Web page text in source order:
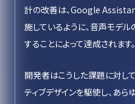
計の改善は、Google
施しているように、音声モデ
することによって達成されます。
開発者はこうした課題に対し
ティブデザインを駆使し、あ